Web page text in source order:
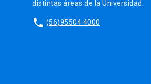
distintas áreas de la Universidad.
phone (56)95504 4000